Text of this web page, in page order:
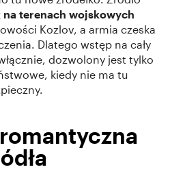
na terenach wojskowych
Kozlov, a armia czeska
Dlatego wstęp na cały
dozwolony jest tylko
kiedy nie ma tu